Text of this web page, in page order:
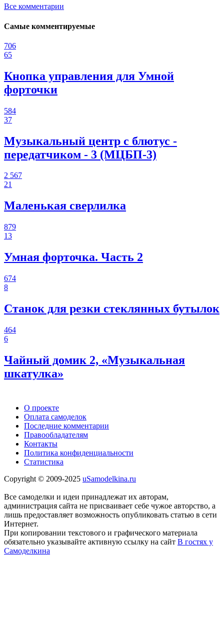
Все комментарии
Самые комментируемые
706
65
Кнопка управления для Умной
форточки
584
37
Музыкальный центр с блютус -
передатчиком - 3 (МЦБП-3)
2 567
21
Маленькая сверлилка
879
13
Умная форточка. Часть 2
674
8
Станок для резки стеклянных бутылок
464
6
Чайный домик 2, «Музыкальная
шкатулка»
О проекте
Оплата самоделок
Последние комментарии
Правообладателям
Контакты
Политика конфиденциальности
Статистика
Copyright © 2009-2025 uSamodelkina.ru
Все самоделки и идеи принадлежат их авторам,
администрация сайта не присваивает себе чужое авторство, а
лишь предоставляет возможность опубликовать статью в сети
Интернет.
При копировании текстового и графического материала
обязательно указывайте активную ссылку на сайт В гостях у
Самоделкина